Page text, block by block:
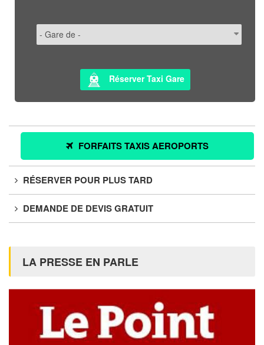
Réserver Taxi Gare
FORFAITS TAXIS AEROPORTS
RÉSERVER POUR PLUS TARD
DEMANDE DE DEVIS GRATUIT
LA PRESSE EN PARLE